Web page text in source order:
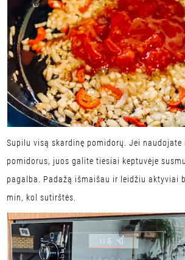
Supilu visą skardinę pomidorų. Jei naudojate
pomidorus, juos galite tiesiai keptuvėje
pagalba. Padažą išmaišau ir leidžiu aktyviai
min, kol sutirštės.